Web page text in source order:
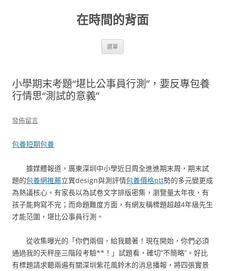
在時間的背面
選單
小學期末考題“堪比公事員行測”，要反專包養
行情思“測試的意義”
發佈留言
包養短期包養
據媒體報道，廣東深圳中小學近日周全進進期末周，期末試
題的包養網推薦立異design與測評情包養價格ptt勢的多元變更成
為熱議核心。有家長以為試卷文字排版密集，瀏覽量太年夜，有
孩子能夠寫不完；而命題難度方面，有網友稱標題超越4年級先生
才能范圍，堪比公事員行測。
從收集曝光的「你們兩個，給我聽著！現在開始，你們必須
通過我的天秤座三階段考驗**！」試題看，確切“不簡略”。好比
有標題請求聽兩遍有關深圳紫花風鈴木的消息播報，將四張實景